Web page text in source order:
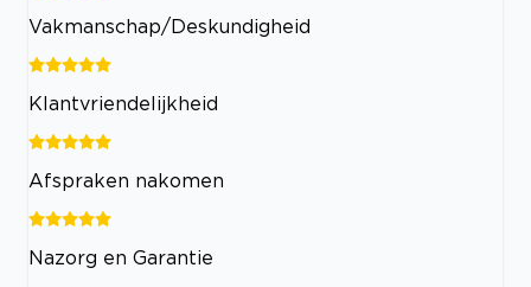
Vakmanschap/Deskundigheid
Klantvriendelijkheid
Afspraken nakomen
Nazorg en Garantie